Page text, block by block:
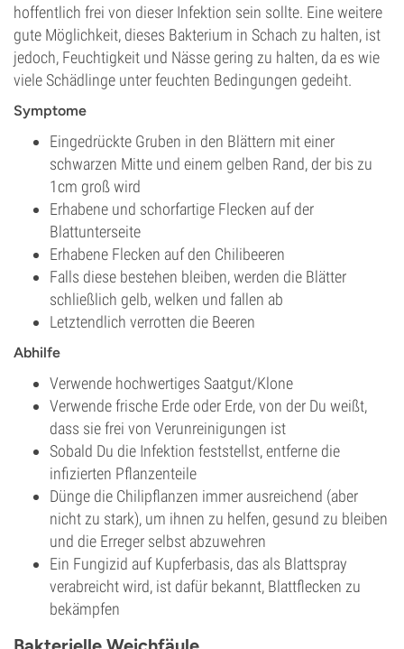
hoffentlich frei von dieser Infektion sein sollte. Eine weitere
gute Möglichkeit, dieses Bakterium in Schach zu halten, ist
jedoch, Feuchtigkeit und Nässe gering zu halten, da es wie
viele Schädlinge unter feuchten Bedingungen gedeiht.
Symptome
Eingedrückte Gruben in den Blättern mit einer
schwarzen Mitte und einem gelben Rand, der bis zu
1cm groß wird
Erhabene und schorfartige Flecken auf der
Blattunterseite
Erhabene Flecken auf den Chilibeeren
Falls diese bestehen bleiben, werden die Blätter
schließlich gelb, welken und fallen ab
Letztendlich verrotten die Beeren
Abhilfe
Verwende hochwertiges Saatgut/Klone
Verwende frische Erde oder Erde, von der Du weißt,
dass sie frei von Verunreinigungen ist
Sobald Du die Infektion feststellst, entferne die
infizierten Pflanzenteile
Dünge die Chilipflanzen immer ausreichend (aber
nicht zu stark), um ihnen zu helfen, gesund zu bleiben
und die Erreger selbst abzuwehren
Ein Fungizid auf Kupferbasis, das als Blattspray
verabreicht wird, ist dafür bekannt, Blattflecken zu
bekämpfen